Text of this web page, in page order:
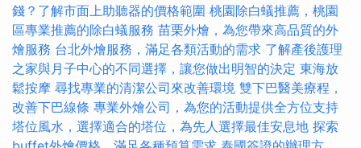
錢？了解市面上助聽器的價格範圍 桃園除白蟻推薦，桃園
區專業推薦的除白蟻服務 苗栗外燴，為您帶來高品質的外
燴服務 台北外燴服務，滿足各類活動的需求 了解產後護理
之家與月子中心的不同選擇，讓您做出明智的決定 東海放
鬆按摩 尋找專業的清潔公司來改善環境 雙下巴醫美療程，
改善下巴線條 專業外燴公司，為您的活動提供全方位支持
塔位風水，選擇適合的塔位，為先人選擇最佳安息地 探索